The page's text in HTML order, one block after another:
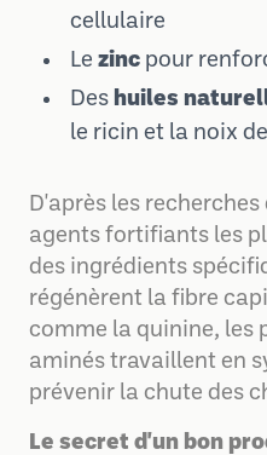
cellulaire
Le zinc pour
Des huiles
le ricin et la noix
D'après les recherches
agents fortifiants les
des ingrédients
régénèrent la fibre
comme la quinine, les
aminés travaillent en
prévenir la chute des
Le secret d'un bon